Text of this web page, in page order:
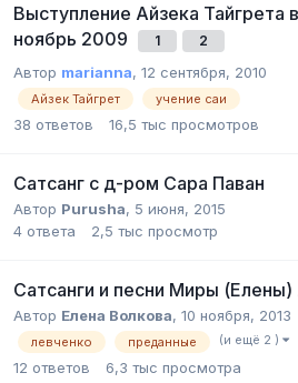
Выступление Айзека Тайгрета
ноябрь 2009
1 2
Автор marianna, 12 сентября, 2010
Айзек Тайгрет учение саи
38 ответов 16,5 тыс просмотров
Сатсанг с д-ром Сара Паван
Автор Purusha, 5 июня, 2015
4 ответа 2,5 тыс просмотр
Сатсанги и песни Миры (Елены)
Автор Елена Волкова, 10 ноября, 2013
левченко преданные (и ещё 2 )
12 ответов 6,3 тыс просмотра